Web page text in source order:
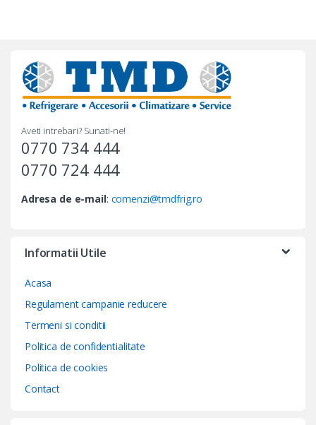
Aveti intrebari? Sunati-ne!
0770 734 444
0770 724 444
Adresa de e-mail: comenzi@tmdfrig.ro
Informatii Utile
Acasa
Regulament campanie reducere
Termeni si conditii
Politica de confidentialitate
Politica de cookies
Contact